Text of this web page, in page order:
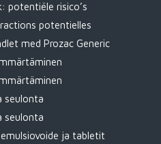
potentiële risico’s
potentielles
med Prozac Generic
seulonta
seulonta
ja tabletit